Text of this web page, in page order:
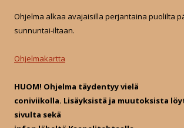
r
f
r
Ohjelma alkaa avajaisilla perjantaina puolilta
sunnuntai-iltaan.
Ohjelmakartta
HUOM! Ohjelma täydentyy vielä
coniviikolla. Lisäyksistä ja muutoksista
sivulta sekä